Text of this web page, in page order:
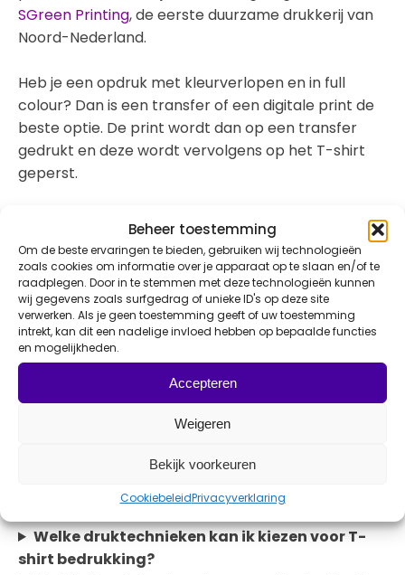
Beheer toestemming
Om de beste ervaringen te bieden, gebruiken wij technologieën
zoals cookies om informatie over je apparaat op te slaan en/of te
raadplegen. Door in te stemmen met deze technologieën kunnen
wij gegevens zoals surfgedrag of unieke ID's op deze site
verwerken. Als je geen toestemming geeft of uw toestemming
intrekt, kan dit een nadelige invloed hebben op bepaalde functies
en mogelijkheden.
Accepteren
Weigeren
Bekijk voorkeuren
CookiebeleidPrivacyverklaring
SGreen Printing, de eerste duurzame drukkerij van
Noord-Nederland.
Heb je een opdruk met kleurverlopen en in full
colour? Dan is een transfer of een digitale print de
beste optie. De print wordt dan op een transfer
gedrukt en deze wordt vervolgens op het T-shirt
geperst.
Naast bedrukken is het ook mogelijk om je T-shirt
te borduren. Dit is met name het mooist voor
kleinere ontwerpen, bijvoorbeeld op de borst. Laat
ons weten hoe jouw ontwerpen eruit zien zodat we
de juiste druktechniek toevoegen aan de offerte.
Ook T-shirts bedrukken?
Goed idee! En je bent bij ons aan het juiste
adres. Met de duurzame drukkerij naast de
deur kunnen we snel schakelen. Laat ons jouw
Veelgestelde vragen
Welke druktechnieken kan ik kiezen voor T-
shirt bedrukking?